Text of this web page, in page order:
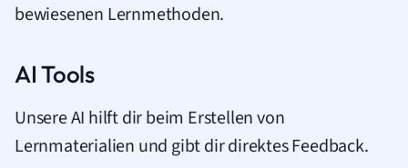
bewiesenen Lernmethoden.
AI Tools
Unsere AI hilft dir beim Erstellen von
Lernmaterialien und gibt dir direktes Feedback.